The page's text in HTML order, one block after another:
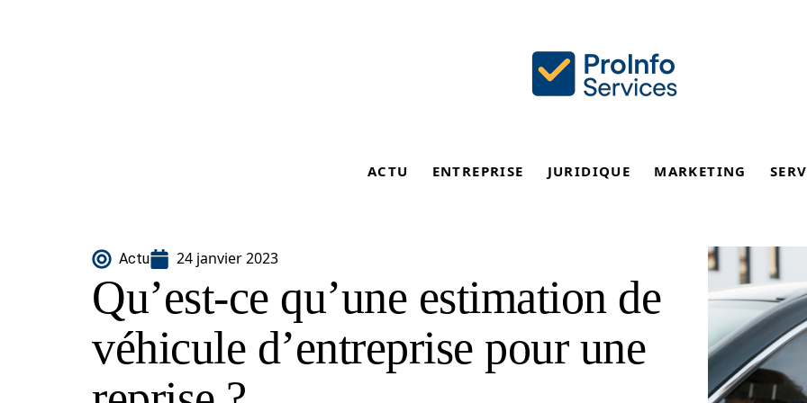
ACTU ENTREPRISE JURIDIQUE MARKETING
Actu 24 janvier 2023
Qu’est-ce qu’une estimation de
véhicule d’entreprise pour une